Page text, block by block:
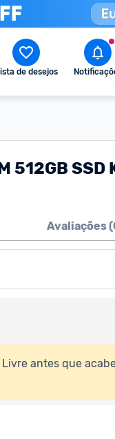
de desejos
512GB SSD
Avaliações (
antes que